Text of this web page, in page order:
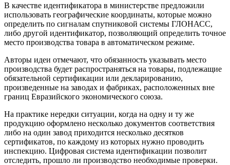
В качестве идентификатора в министерстве предложили
использовать географические координаты, которые можно
определить по сигналам спутниковой системы ГЛОНАСС,
либо другой идентификатор, позволяющий определить точное
место производства товара в автоматическом режиме.
Авторы идеи отмечают, что обязанность указывать место
производства будет распространяться на товары, подлежащие
обязательной сертификации или декларированию,
произведенные на заводах и фабриках, расположенных вне
границ Евразийского экономического союза.
На практике нередки ситуации, когда на одну и ту же
продукцию оформлено несколько документов соответствия
либо на один завод приходится несколько десятков
сертификатов, по каждому из которых нужно проводить
инспекцию. Цифровая система идентификации позволит
отследить, прошло ли производство необходимые проверки.